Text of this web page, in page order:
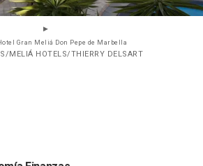
Gran Meliá Don Pepe de Marbella
MELIÁ HOTELS/THIERRY DELSART